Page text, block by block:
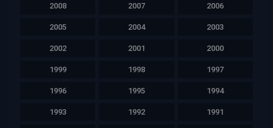
2008 2007 2006
2005 2004 2003
2002 2001 2000
1999 1998 1997
1996 1995 1994
1993 1992 1991